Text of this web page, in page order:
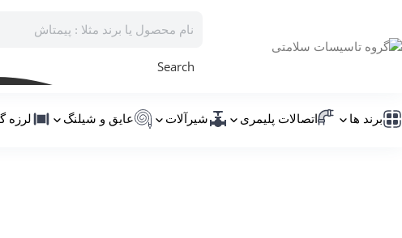
Search
برند ها اتصالات پلیمری شیرآلات عایق و شیلنگ لرزه